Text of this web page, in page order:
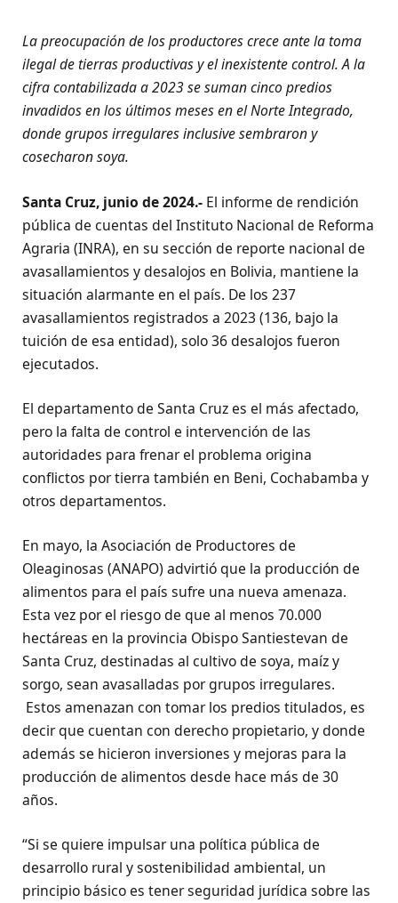
La preocupación de los productores crece ante la toma
ilegal de tierras productivas y el inexistente control. A la
cifra contabilizada a 2023 se suman cinco predios
invadidos en los últimos meses en el Norte Integrado,
donde grupos irregulares inclusive sembraron y
cosecharon soya.
Santa Cruz, junio de 2024.- El informe de rendición
pública de cuentas del Instituto Nacional de Reforma
Agraria (INRA), en su sección de reporte nacional de
avasallamientos y desalojos en Bolivia, mantiene la
situación alarmante en el país. De los 237
avasallamientos registrados a 2023 (136, bajo la
tuición de esa entidad), solo 36 desalojos fueron
ejecutados.
El departamento de Santa Cruz es el más afectado,
pero la falta de control e intervención de las
autoridades para frenar el problema origina
conflictos por tierra también en Beni, Cochabamba y
otros departamentos.
En mayo, la Asociación de Productores de
Oleaginosas (ANAPO) advirtió que la producción de
alimentos para el país sufre una nueva amenaza.
Esta vez por el riesgo de que al menos 70.000
hectáreas en la provincia Obispo Santiestevan de
Santa Cruz, destinadas al cultivo de soya, maíz y
sorgo, sean avasalladas por grupos irregulares.
Estos amenazan con tomar los predios titulados, es
decir que cuentan con derecho propietario, y donde
además se hicieron inversiones y mejoras para la
producción de alimentos desde hace más de 30
años.
“Si se quiere impulsar una política pública de
desarrollo rural y sostenibilidad ambiental, un
principio básico es tener seguridad jurídica sobre las